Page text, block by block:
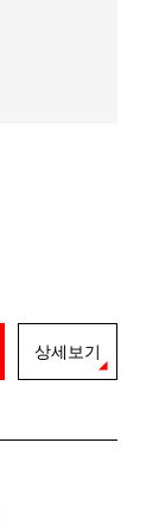
상세보기